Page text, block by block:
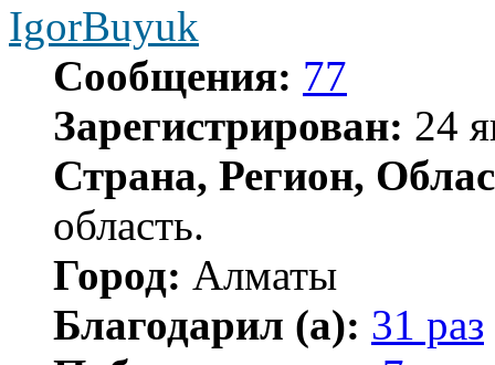
IgorBuyuk
Сообщения: 77
Зарегистрирован: 24
Страна, Регион,
область.
Город: Алматы
Благодарил (а): 31 раз